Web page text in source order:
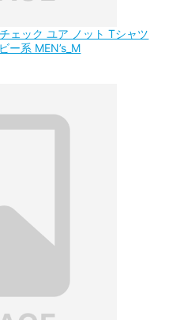
ェック ユア ノット Tシャツ
ー系 MEN’s_M